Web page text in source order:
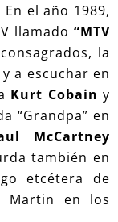
el año 1989,
llamado “MTV
la
a escuchar en
Kurt Cobain y
“Grandpa” en
McCartney
también en
etcétera de
Martin en los